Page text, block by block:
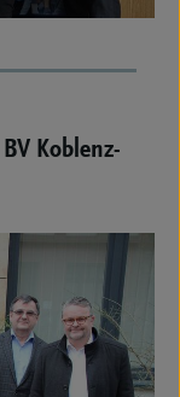
Koblenz-